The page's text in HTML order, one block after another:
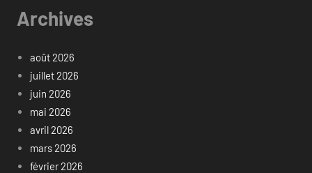
Archives
août 2026
juillet 2026
juin 2026
mai 2026
avril 2026
mars 2026
février 2026